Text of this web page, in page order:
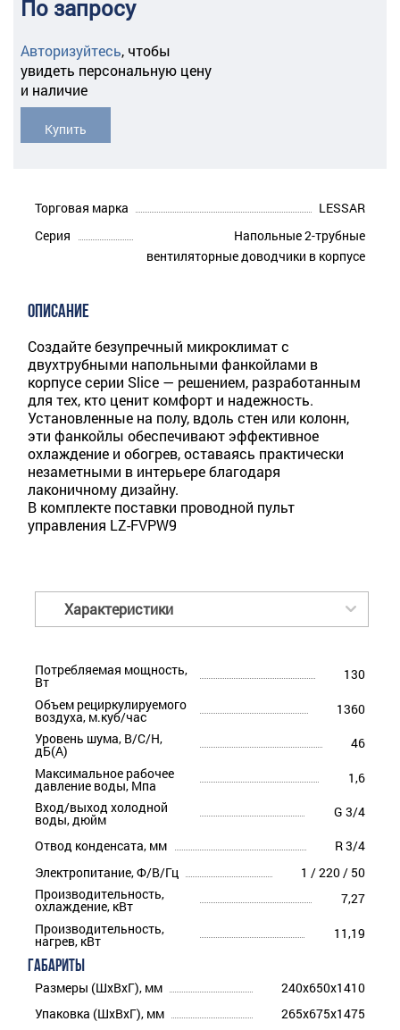
По запросу
Авторизуйтесь, чтобы
увидеть персональную цену
и наличие
Купить
Торговая марка
LESSAR
Серия
Напольные 2-трубные
вентиляторные доводчики в корпусе
ОПИСАНИЕ
Создайте безупречный микроклимат с
двухтрубными напольными фанкойлами в
корпусе серии Slice — решением, разработанным
для тех, кто ценит комфорт и надежность.
Установленные на полу, вдоль стен или колонн,
эти фанкойлы обеспечивают эффективное
охлаждение и обогрев, оставаясь практически
незаметными в интерьере благодаря
лаконичному дизайну.
В комплекте поставки проводной пульт
управления LZ-FVPW9
Характеристики
Потребляемая мощность,
Вт
130
Объем рециркулируемого
воздуха, м.куб/час
1360
Уровень шума, В/С/Н,
дБ(А)
46
Максимальное рабочее
давление воды, Мпа
1,6
Вход/выход холодной
воды, дюйм G 3/4
Отвод конденсата, мм
R 3/4
Электропитание, Ф/В/Гц
1 / 220 / 50
Производительность,
охлаждение, кВт
7,27
Производительность,
нагрев, кВт 11,19
ГАБАРИТЫ
Размеры (ШхВхГ), мм
240x650x1410
Упаковка (ШхВхГ), мм
265x675x1475